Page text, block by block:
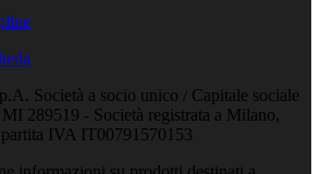
Società a socio unico / Capitale sociale
289519 - Società registrata a Milano,
IVA IT00791570153